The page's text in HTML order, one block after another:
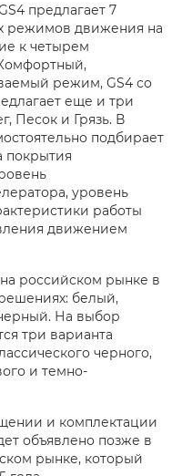
предлагает 7
режимов движения на
к четырем
режим, GS4 со
еще и три
Песок и Грязь. В
подбирает
покрытия
уровень
работы
движением
российском рынке в
белый,
На выбор
три варианта
черного,
и темно-
и комплектации
объявлено позже в
рынке, который